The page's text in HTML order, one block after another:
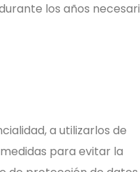
los años
a utilizarlos de
para evitar la